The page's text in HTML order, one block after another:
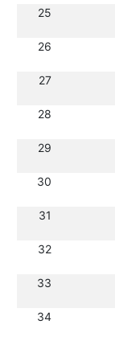
25
26
27
28
29
30
31
32
33
34